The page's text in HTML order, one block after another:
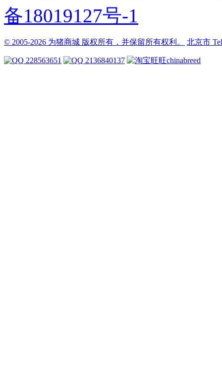
备18019127号-1
© 2005-2026 为猪商城 版权所有，并保留所有权利。 北京市
228563651 2136840137 chinabreed